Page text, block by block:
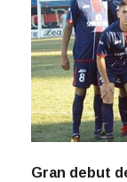
Gran debut